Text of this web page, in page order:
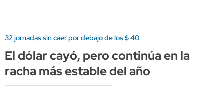
32 jornadas sin caer por debajo de los $ 40
El dólar cayó, pero continúa en la
racha más estable del año